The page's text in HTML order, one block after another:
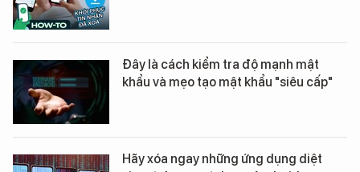
Đây là cách kiểm tra độ mạnh mật
khẩu và mẹo tạo mật khẩu "siêu cấp"
Hãy xóa ngay những ứng dụng diệt